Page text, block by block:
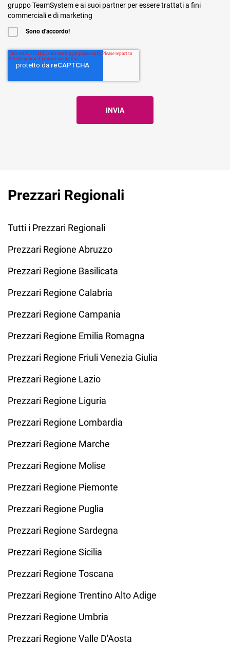
gruppo TeamSystem e ai suoi partner per essere trattati a fini
commerciali e di marketing
Sono d'accordo!
Prezzari Regionali
Tutti i Prezzari Regionali
Prezzari Regione Abruzzo
Prezzari Regione Basilicata
Prezzari Regione Calabria
Prezzari Regione Campania
Prezzari Regione Emilia Romagna
Prezzari Regione Friuli Venezia Giulia
Prezzari Regione Lazio
Prezzari Regione Liguria
Prezzari Regione Lombardia
Prezzari Regione Marche
Prezzari Regione Molise
Prezzari Regione Piemonte
Prezzari Regione Puglia
Prezzari Regione Sardegna
Prezzari Regione Sicilia
Prezzari Regione Toscana
Prezzari Regione Trentino Alto Adige
Prezzari Regione Umbria
Prezzari Regione Valle D'Aosta